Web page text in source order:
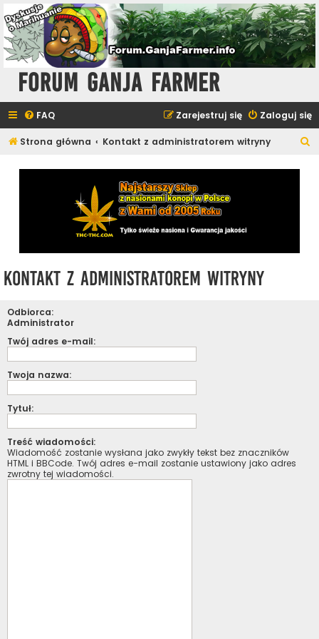
Forum Ganja Farmer
FAQ Zaloguj się
Zarejestruj się
Strona główna Kontakt z administratorem witryny
Kontakt z administratorem witryny
Odbiorca:
Administrator
Twój adres e-mail:
Twoja nazwa:
Tytuł:
Treść wiadomości:
Wiadomość zostanie wysłana jako zwykły tekst bez znaczników
HTML i BBCode. Twój adres e-mail zostanie ustawiony jako adres
zwrotny tej wiadomości.